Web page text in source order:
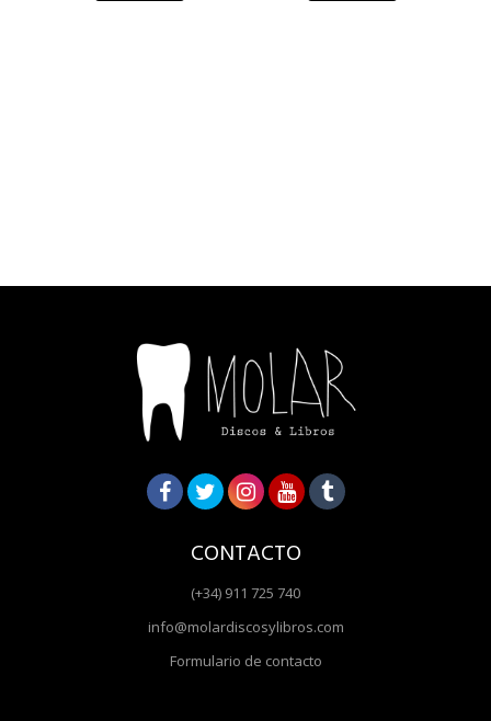
CONTACTO
(+34) 911 725 740
info@molardiscosylibros.com
Formulario de contacto